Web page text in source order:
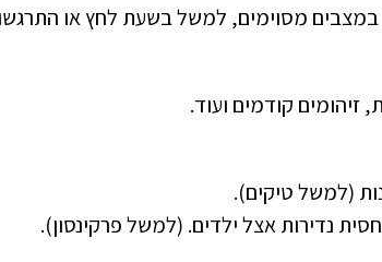
במצבים מסוימים, למשל בשעת לחץ או
זיהומים קודמים ועוד.
(למשל טיקים).
נדירות אצל ילדים. (למשל פרקינסון).